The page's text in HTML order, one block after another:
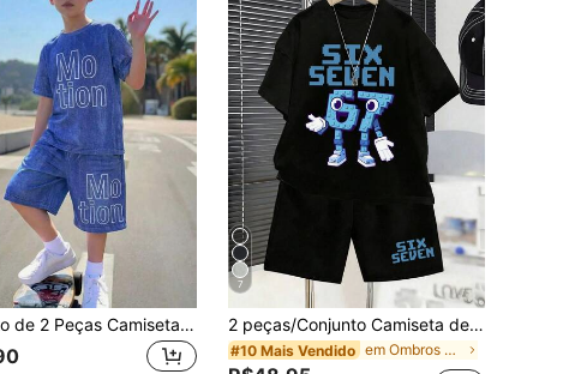
Conjunto de 2 Peças Camiseta Azul e Shorts para Meninos Pré-Adolescentes, Estampa de Letra Grande e Padrão de Denim Falso, Camiseta de Manga Curta com Gola Redonda e Shorts, Adequado para Uso Casual Diário na Primavera/Verão, Tecido Confortável, Ajuste Fashion, Novo Estilo Primavera/Verão, Adequado para Múltiplas Estações e Ocasiões
7
2 peças/Conjunto Camiseta de Gola Redonda com Impressão do Número "67" Engraçada + Conjunto de Shorts para Meninos Adolescentes, Novo Conjunto Confortável de Verão para Meninos
#10 Mais Vendido em Ombros caídos Coordenadas de camiseta para meni